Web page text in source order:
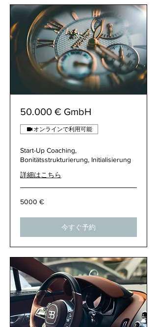
50.000 € GmbH
オンラインで利用可能
Start-Up Coaching,
Bonitätsstrukturierung, Initialisierung
詳細はこちら
5000
€
5000 €
今すぐ予約